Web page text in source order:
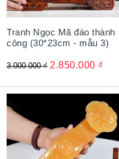
Tranh Ngọc Mã đáo thành
công (30*23cm - mẫu 3)
3.000.000 ₫ 2.850.000 ₫